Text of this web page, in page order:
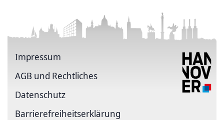
Impressum
AGB und Rechtliches
Datenschutz
Barriere­freiheits­erklärung